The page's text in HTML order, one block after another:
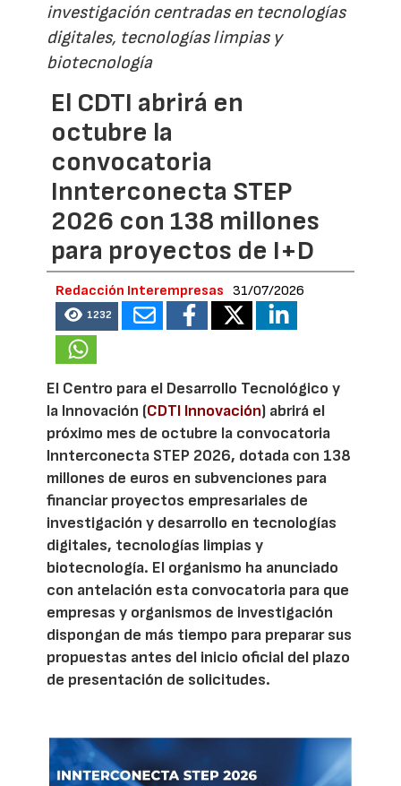
investigación centradas en tecnologías
digitales, tecnologías limpias y
biotecnología
El CDTI abrirá en
octubre la
convocatoria
Innterconecta STEP
2026 con 138 millones
para proyectos de I+D
Redacción Interempresas 31/07/2026
1232
El Centro para el Desarrollo Tecnológico y
la Innovación (CDTI Innovación) abrirá el
próximo mes de octubre la convocatoria
Innterconecta STEP 2026, dotada con 138
millones de euros en subvenciones para
financiar proyectos empresariales de
investigación y desarrollo en tecnologías
digitales, tecnologías limpias y
biotecnología. El organismo ha anunciado
con antelación esta convocatoria para que
empresas y organismos de investigación
dispongan de más tiempo para preparar sus
propuestas antes del inicio oficial del plazo
de presentación de solicitudes.